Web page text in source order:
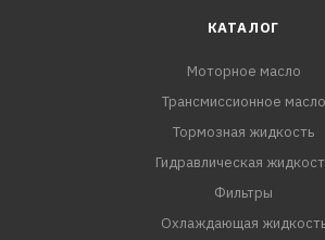
пятой группы, которое имеет
с используемым PAO.
Благодаря технологии USVO®
максимальная стабильность вязкости.
КАТАЛОГ
Моторное масло
Трансмиссионное масло
Тормозная жидкость
Гидравлическая
Фильтры
Охлаждающая